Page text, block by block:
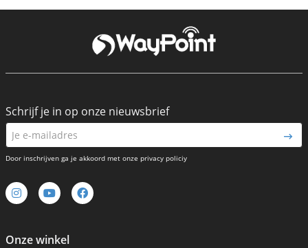
Onze winkel
Schrijf je in op onze nieuwsbrief
Door inschrijven ga je akkoord met onze privacy policiy